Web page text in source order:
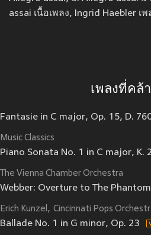
assai เนื้อเพลง, Ingrid Haebler เพ
เพลงที่คล้
Fantasie in C major, Op. 15, D.
Music Classics
Piano Sonata No. 1 in C major, K.
The Vienna Chamber Orchestra
Webber: Overture to The
Erich Kunzel Cincinnati Pops
Ballade No. 1 in G minor, Op. 23